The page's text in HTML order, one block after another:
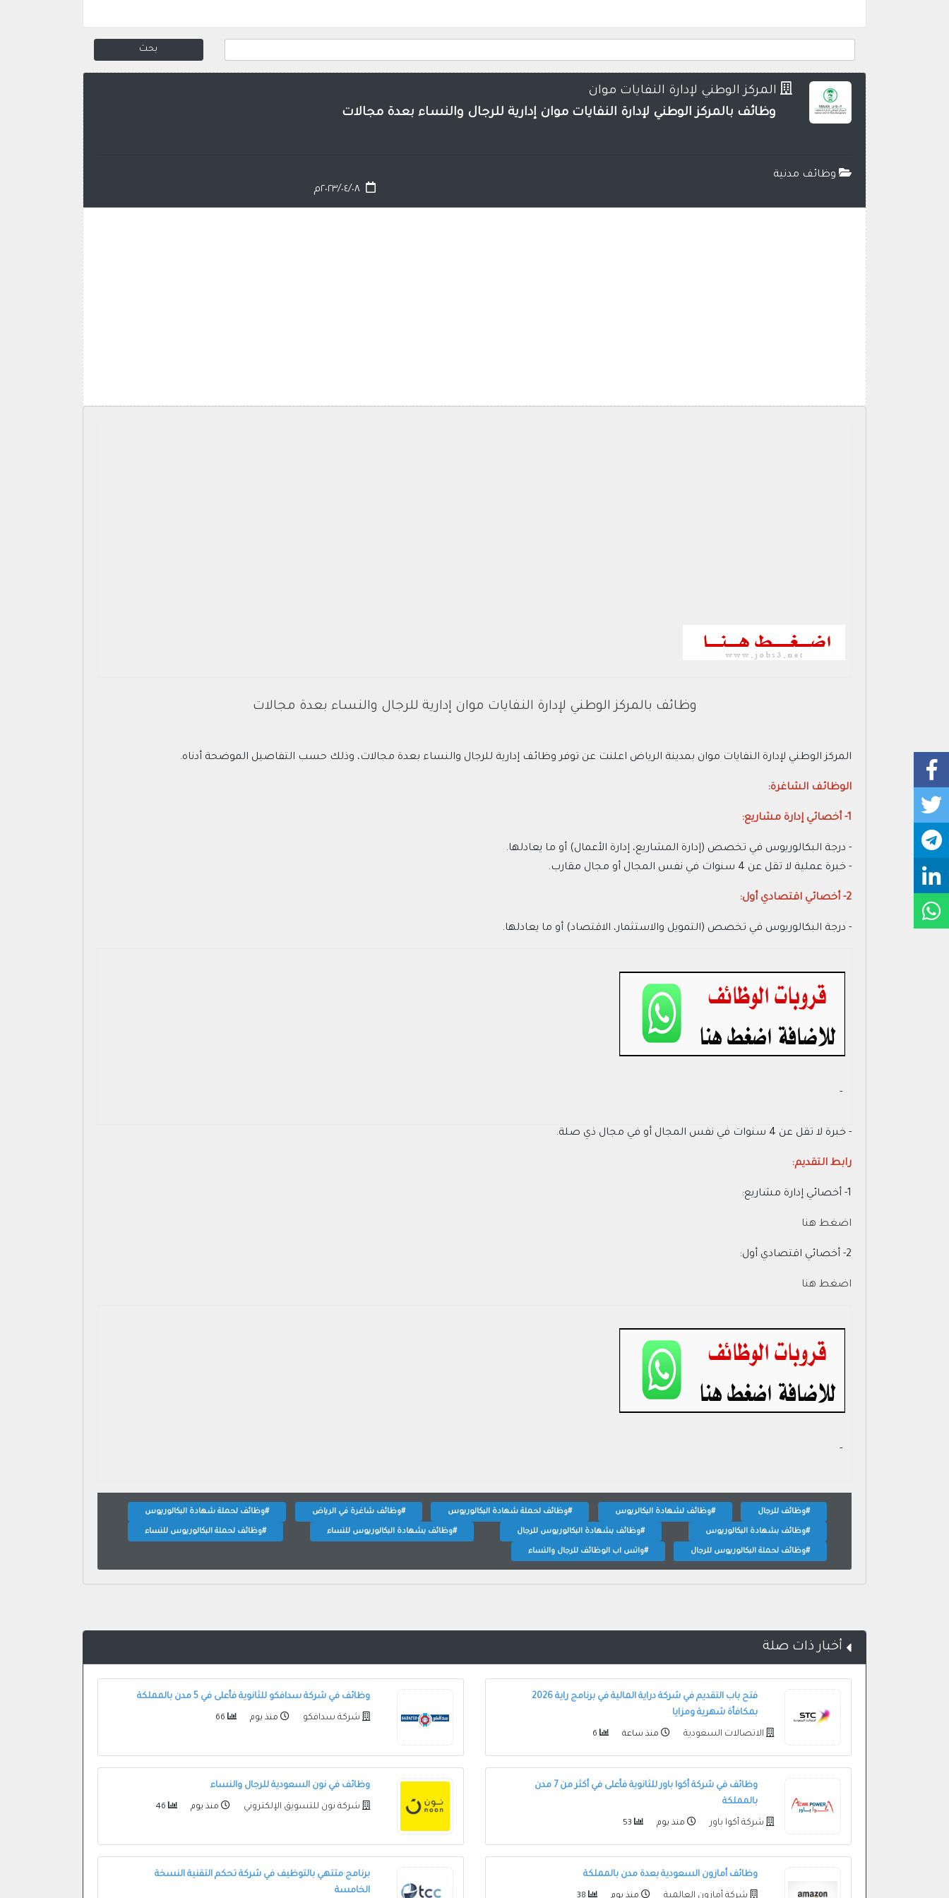
المركز الوطني لإدارة النفايات موان
وظائف بالمركز الوطني لإدارة النفايات موان إدارية للرجال والنساء بعدة مجالات
وظائف مدنية
٢٠٢٣/٠٤/٠٨م
وظائف بالمركز الوطني لإدارة النفايات موان إدارية للرجال والنساء بعدة مجالات
المركز الوطني لإدارة النفايات موان بمدينة الرياض اعلنت عن توفر وظائف إدارية للرجال والنساء بعدة مجالات، وذلك حسب التفاصيل الموضحة أدناه.
الوظائف الشاغرة:
1- أخصائي إدارة مشاريع:
- درجة البكالوريوس في تخصص (إدارة المشاريع، إدارة الأعمال) أو ما يعادلها.
- خبرة عملية لا تقل عن 4 سنوات في نفس المجال أو مجال مقارب.
2- أخصائي اقتصادي أول:
- درجة البكالوريوس في تخصص (التمويل والاستثمار، الاقتصاد) أو ما يعادلها.
- ‏
- خبرة لا تقل عن 4 سنوات في نفس المجال أو في مجال ذي صلة.
رابط التقديم:
1- أخصائي إدارة مشاريع:
اضغط هنا
2- أخصائي اقتصادي أول:
اضغط هنا
- ‏
#وظائف للرجال #وظائف لشهادة البكالريوس #وظائف لحملة شهادة البكالوريوس #وظائف شاغرة في الرياض #وظائف لحملة شهادة البكالوريوس
#وظائف بشهادة البكالوريوس #وظائف بشهادة البكالوريوس للرجال #وظائف بشهادة البكالوريوس للنساء #وظائف لحملة البكالوريوس للنساء
#وظائف لحملة البكالوريوس للرجال #واتس اب الوظائف للرجال والنساء
أخبار ذات صلة
فتح باب التقديم في شركة دراية المالية في برنامج راية 2026
بمكافأة شهرية ومزايا
الاتصالات السعودية منذ ساعة
وظائف في شركة سدافكو للثانوية فأعلى في 5 مدن بالمملكة
شركة سدافكو منذ يوم
وظائف في شركة أكوا باور للثانوية فأعلى في أكثر من 7 مدن
بالمملكة
شركة أكوا باور منذ يوم
وظائف في نون السعودية للرجال والنساء
شركة نون للتسويق الإلكتروني منذ يوم
وظائف أمازون السعودية بعدة مدن بالمملكة
شركة أمازون العالمية
برنامج متتهي بالتوظيف في شركة تحكم التقنية النسخة
الخامسة